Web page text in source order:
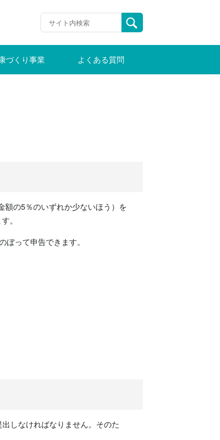
づくり事業 よくある質問
額の5％のいずれか少ないほう）を
。
って申告できます。
しなければなりません。そのた